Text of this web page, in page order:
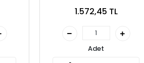
1.572,45 TL
Adet